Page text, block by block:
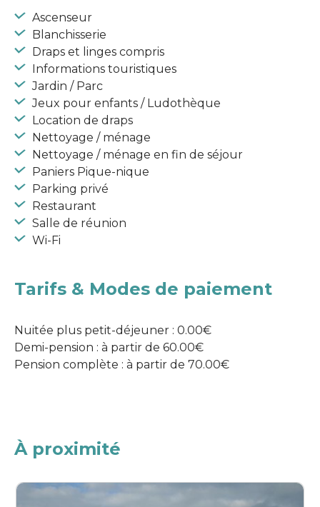
Ascenseur
Blanchisserie
Draps et linges compris
Informations touristiques
Jardin / Parc
Jeux pour enfants / Ludothèque
Location de draps
Nettoyage / ménage
Nettoyage / ménage en fin de séjour
Paniers Pique-nique
Parking privé
Restaurant
Salle de réunion
Wi-Fi
Tarifs & Modes de paiement
Nuitée plus petit-déjeuner : 0.00€
Demi-pension : à partir de 60.00€
Pension complète : à partir de 70.00€
À proximité